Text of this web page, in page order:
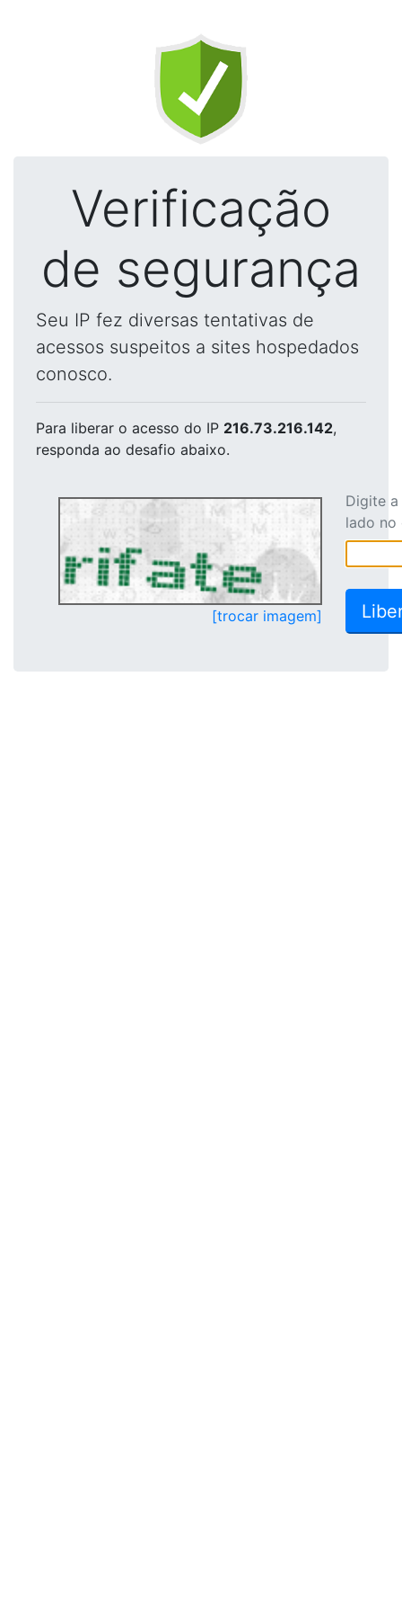
Verificação
de segurança
Seu IP fez diversas tentativas de
acessos suspeitos a sites hospedados
conosco.
Para liberar o acesso do IP 216.73.216.142,
responda ao desafio abaixo.
[trocar imagem]
Digite
lado no